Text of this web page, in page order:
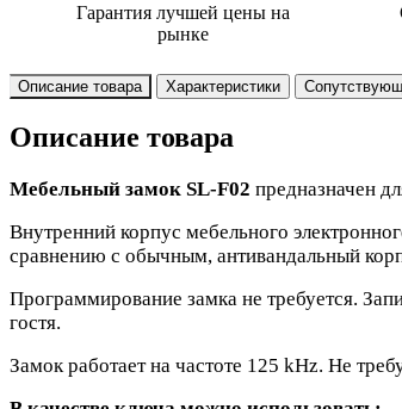
Гарантия лучшей цены на
рынке
Описание товара Характеристики
Описание товара
Мебельный замок SL-F02 предназначен
Внутренний корпус мебельного
сравнению с обычным, антивандальный
Программирование замка не требуется.
гостя.
Замок работает на частоте 125 kHz. Не